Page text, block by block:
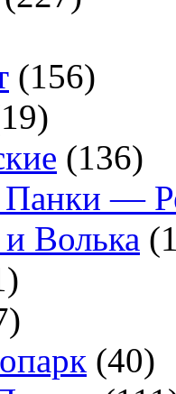
(156)
(136)
—
Волька
(40)